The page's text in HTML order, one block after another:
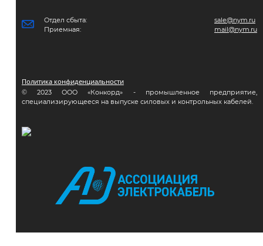
Отдел сбыта:
Приемная:
sale@nym.ru
mail@nym.ru
Политика конфиденциальности
© 2023 ООО «Конкорд» - промышленное предприятие,
специализирующееся на выпуске силовых и контрольных кабелей.